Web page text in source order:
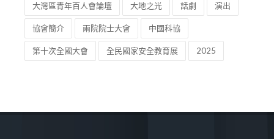
大灣區青年百人會論壇 大地之光 話劇 演出
協會簡介 兩院院士大會 中國科協
第十次全國大會 全民國家安全教育展 2025